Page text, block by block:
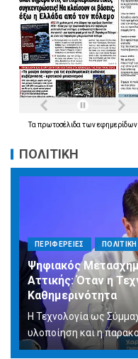
Τα πρωτοσέλιδα τωνεφημερίδων
ΠΟΛΙΤΙΚΗ
ΠΕΡΙΦΕΡΕΙΕΣ ΠΟΛΙΤΙΚΗ
Ψηφιακός
Αττικής: Όταν η
Καθημερινότητα
Η Τεχνολογία ως
υλοποίηση και η